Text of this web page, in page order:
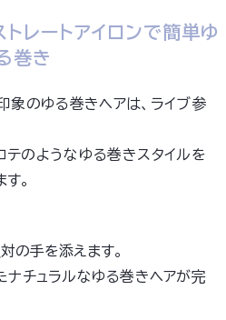
レートアイロンで簡単ゆ
巻き
象のゆる巻きヘアは、ライブ参
テのようなゆる巻きスタイルを
。
の手を添えます。
ナチュラルなゆる巻きヘアが完